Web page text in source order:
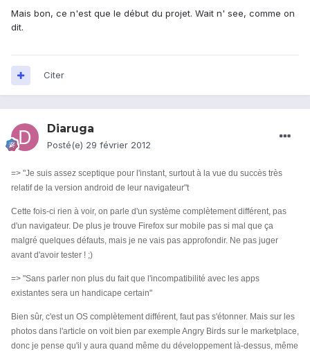
Mais bon, ce n'est que le début du projet. Wait n' see, comme on
dit.
Citer
Diaruga
Posté(e) 29 février 2012
=> "Je suis assez sceptique pour l'instant, surtout à la vue du succès très
relatif de la version android de leur navigateur"t
Cette fois-ci rien à voir, on parle d'un système complètement différent, pas
d'un navigateur. De plus je trouve Firefox sur mobile pas si mal que ça
malgré quelques défauts, mais je ne vais pas approfondir. Ne pas juger
avant d'avoir tester ! ;)
=> "Sans parler non plus du fait que l'incompatibilité avec les apps
existantes sera un handicape certain"
Bien sûr, c'est un OS complètement différent, faut pas s'étonner. Mais sur les
photos dans l'article on voit bien par exemple Angry Birds sur le marketplace,
donc je pense qu'il y aura quand même du développement là-dessus, même